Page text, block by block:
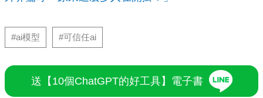
#ai模型 #可信任ai
送【10個ChatGPT的好工具】電子書